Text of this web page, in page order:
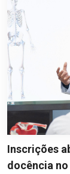
Inscrições
docência